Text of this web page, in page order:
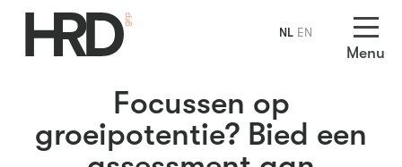
Menu
Focussen op
groeipotentie? Bied een
NL EN